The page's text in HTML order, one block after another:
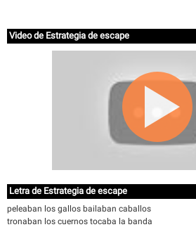
Video de Estrategia de escape
Letra de Estrategia de escape
peleaban los gallos bailaban caballos
tronaban los cuernos tocaba la banda